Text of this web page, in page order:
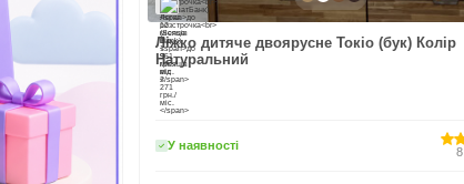
Ліжко дитяче двоярусне Токіо (бук) Колір
Натуральний
У наявності 8